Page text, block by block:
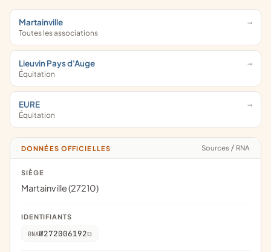
Martainville
Toutes les associations
Lieuvin Pays d'Auge
Équitation
EURE
Équitation
DONNÉES OFFICIELLES Sources / RNA
SIÈGE
Martainville (27210)
IDENTIFIANTS
RNAW272006192